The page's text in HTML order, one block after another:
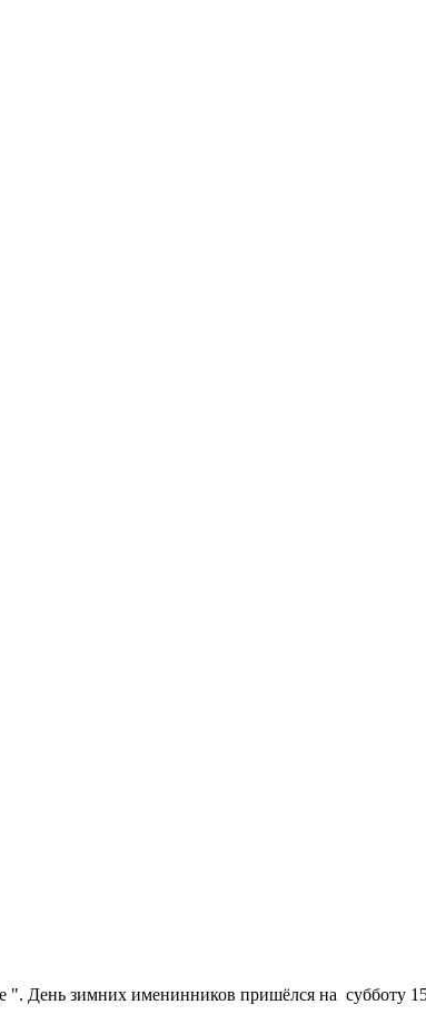
День зимних именинников пришёлся на субботу 15